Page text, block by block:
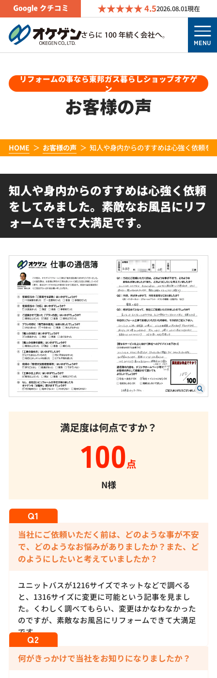
4.52026.08.01現在
MENU
リフォームの事なら東邦ガス暮らしショップオケゲ
ン
お客様の声
HOME お客様の声 知人や身内からのすすめは心強く依頼を
知人や身内からのすすめは心強く依頼
をしてみました。素敵なお風呂にリフ
ォームできて大満足です。
満足度は何点ですか？
100点
N様
当社にご依頼いただく前は、どのような事が不安
で、どのようなお悩みがありましたか？また、ど
のようにしたいと考えていましたか？
ユニットバスが1216サイズでネットなどで調べる
と、1316サイズに変更に可能という記事を見まし
た。くわしく調べてもらい、変更はかなわなかった
のですが、素敵なお風呂にリフォームできて大満足
です。
何がきっかけで当社をお知りになりましたか？